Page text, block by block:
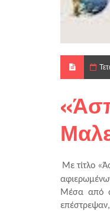
Με τίτλο
Μέσα από